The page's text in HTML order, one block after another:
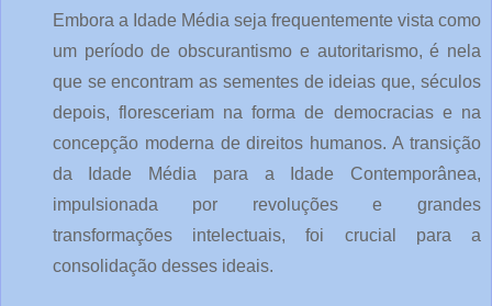
Embora a Idade Média seja frequentemente vista como
um período de obscurantismo e autoritarismo, é nela
que se encontram as sementes de ideias que, séculos
depois, floresceriam na forma de democracias e na
concepção moderna de direitos humanos. A transição
da Idade Média para a Idade Contemporânea,
impulsionada por revoluções e grandes
transformações intelectuais, foi crucial para a
consolidação desses ideais.